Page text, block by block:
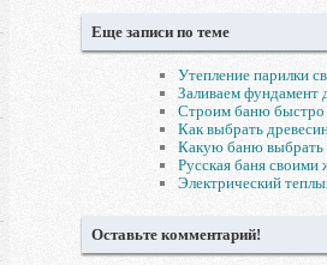
Еще записи по теме
Утепление парилки
Заливаем фундамент
Строим баню быстро
Как выбрать
Какую баню выбрать
Русская баня своими
Электрический
Оставьте комментарий!